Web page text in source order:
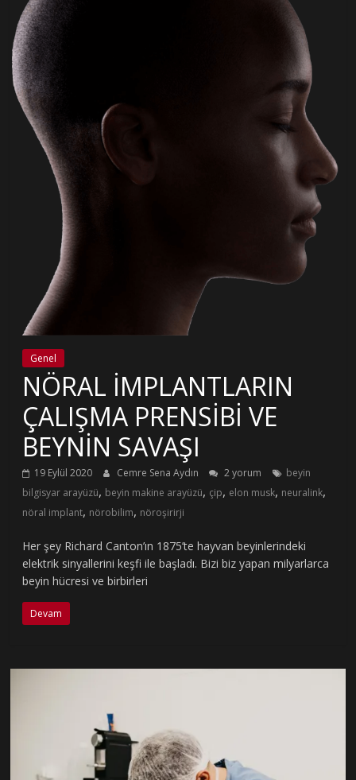
Genel
NÖRAL İMPLANTLARIN
ÇALIŞMA PRENSİBİ VE
BEYNİN SAVAŞI
19 Eylül 2020 Cemre Sena Aydın 2 yorum
beyin
bilgisyar arayüzü, beyin makine arayüzü, çip, elon musk, neuralink,
nöral implant, nörobilim, nöroşirirji
Her şey Richard Canton’ın 1875’te hayvan beyinlerindeki
elektrik sinyallerini keşfi ile başladı. Bizi biz yapan milyarlarca
beyin hücresi ve birbirleri
Devam